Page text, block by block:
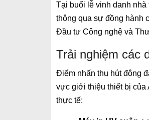
Tại buổi lễ vinh danh nhà
thông qua sự đồng hành
Đầu tư Công nghệ và
Trải nghiệm các
Điểm nhấn thu hút đông
vực giới thiệu thiết bị của
thực tế: